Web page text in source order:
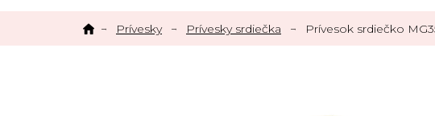
Prívesky Prívesky srdiečka Prívesok srdiečko